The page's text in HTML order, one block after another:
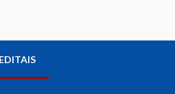
EDITAIS